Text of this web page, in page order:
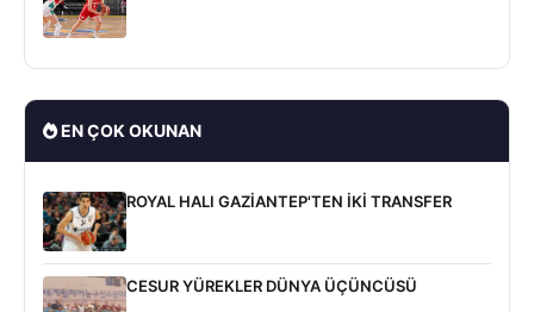
EN ÇOK OKUNAN
ROYAL HALI GAZİANTEP'TEN İKİ TRANSFER
CESUR YÜREKLER DÜNYA ÜÇÜNCÜSÜ